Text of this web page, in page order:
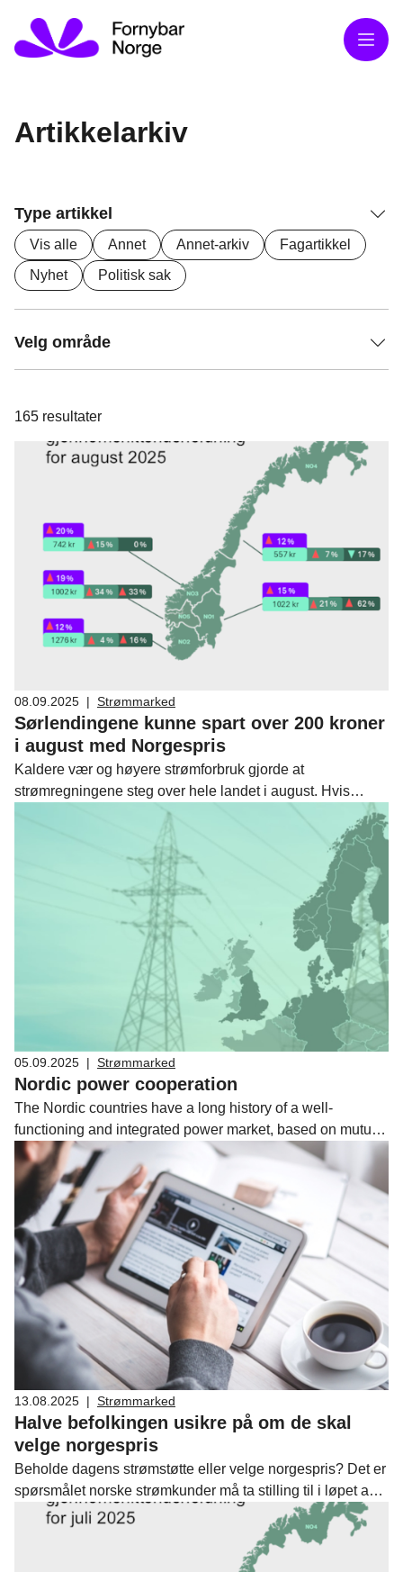
Meny
Artikkelarkiv
Type artikkel
Vis alle Annet Annet-arkiv
Fagartikkel
Nyhet
Politisk sak
Velg område
165 resultater
08.09.2025 | Strømmarked
Sørlendingene kunne spart over 200 kroner
i august med Norgespris
Kaldere vær og høyere strømforbruk gjorde at
strømregningene steg over hele landet i august. Hvis
Norgespris hadde vært innført allerede, ville regningene til
husholdninger i Sørvest-Norge med et gjennomsnittlig
strømforbruk vært rundt 220 kroner lavere, viser Fornybar
Norges strømprisindeks.
05.09.2025 | Strømmarked
Nordic power cooperation
The Nordic countries have a long history of a well-
functioning and integrated power market, based on mutual
trust and cooperation, as well as efficient use of Nordic
power resources. With high political ambitions on
electrification, green industry and decarbonization of the
European power sector, both the Nordic and the European
power system are changing. We are expecting
increasingly volatile prices that vary with weather
conditions. How can we prepare for these changes by
building on the good foundation of Nordic cooperation?
13.08.2025 | Strømmarked
Halve befolkingen usikre på om de skal
velge norgespris
Beholde dagens strømstøtte eller velge norgespris? Det er
spørsmålet norske strømkunder må ta stilling til i løpet av
høsten, og som kan få store konsekvenser for lommeboka.